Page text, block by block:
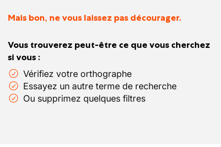
Mais bon, ne vous laissez pas décourager.
Vous trouverez peut-être ce que vous cherchez
si vous :
Vérifiez votre orthographe
Essayez un autre terme de recherche
Ou supprimez quelques filtres